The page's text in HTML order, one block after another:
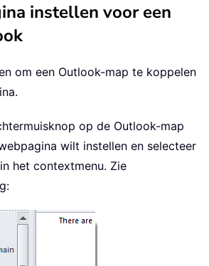
instellen voor een
om een Outlook-map te koppelen
op de Outlook-map
wilt instellen en selecteer
in het contextmenu. Zie